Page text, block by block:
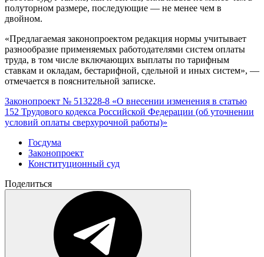
полуторном размере, последующие — не менее чем в
двойном.
«Предлагаемая законопроектом редакция нормы учитывает
разнообразие применяемых работодателями систем оплаты
труда, в том числе включающих выплаты по тарифным
ставкам и окладам, бестарифной, сдельной и иных систем», —
отмечается в пояснительной записке.
Законопроект № 513228-8 «О внесении изменения в статью
152 Трудового кодекса Российской Федерации (об уточнении
условий оплаты сверхурочной работы)»
Госдума
Законопроект
Конституционный суд
Поделиться